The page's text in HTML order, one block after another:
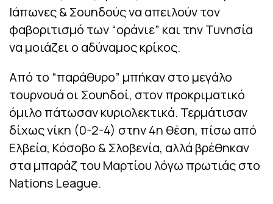
Ιάπωνες & Σουηδούς να απειλούν τον
φαβοριτισμό των “οράνιε” και την Τυνησία
να μοιάζει ο αδύναμος κρίκος.
Από το “παράθυρο” μπήκαν στο μεγάλο
τουρνουά οι Σουηδοί, στον προκριματικό
όμιλο πάτωσαν κυριολεκτικά. Τερμάτισαν
δίχως νίκη (0-2-4) στην 4η θέση, πίσω από
Ελβεία, Κόσοβο & Σλοβενία, αλλά βρέθηκαν
στα μπαράζ του Μαρτίου λόγω πρωτιάς στο
Nations League.